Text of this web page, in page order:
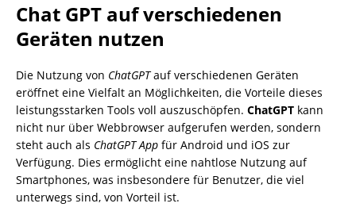
Chat GPT auf verschiedenen
Geräten nutzen
Die Nutzung von ChatGPTauf verschiedenen Geräten
eröffnet eine Vielfalt an Möglichkeiten, die Vorteile dieses
leistungsstarken Tools voll auszuschöpfen. ChatGPT kann
nicht nur über Webbrowser aufgerufen werden, sondern
steht auch als ChatGPT App für Android und iOS zur
Verfügung. Dies ermöglicht eine nahtlose Nutzung auf
Smartphones, was insbesondere für Benutzer, die viel
unterwegs sind, von Vorteil ist.